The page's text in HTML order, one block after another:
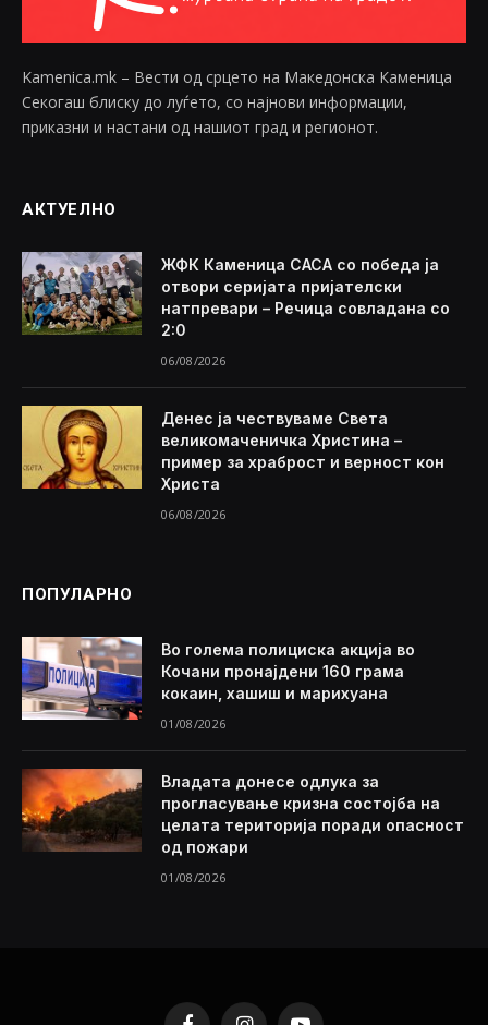
Kamenica.mk – Вести од срцето на Македонска Каменица
Секогаш блиску до луѓето, со најнови информации,
приказни и настани од нашиот град и регионот.
АКТУЕЛНО
ЖФК Каменица САСА со победа ја
отвори серијата пријателски
натпревари – Речица совладана со
2:0
06/08/2026
Денес ја чествуваме Света
великомаченичка Христина –
пример за храброст и верност кон
Христа
06/08/2026
ПОПУЛАРНО
Во голема полициска акција во
Кочани пронајдени 160 грама
кокаин, хашиш и марихуана
01/08/2026
Владата донесе одлука за
прогласување кризна состојба на
целата територија поради опасност
од пожари
01/08/2026